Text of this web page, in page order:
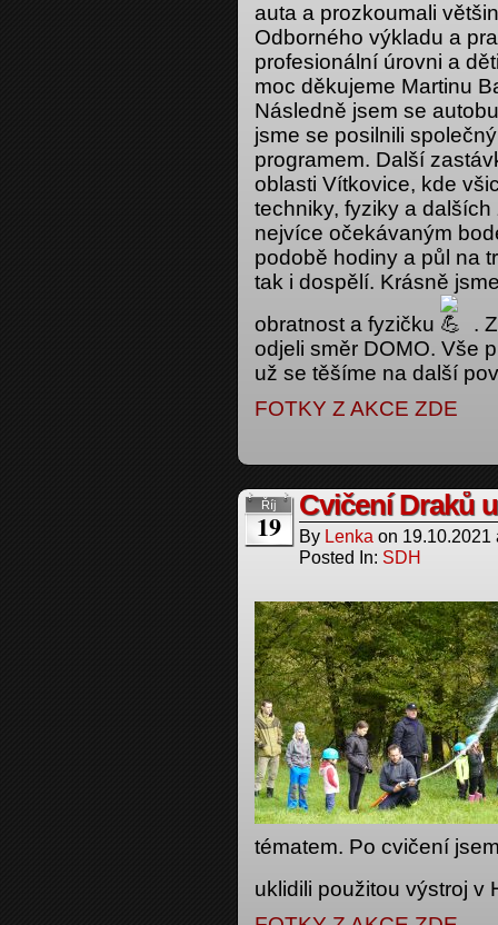
auta a prozkoumali
Odborného výkladu a
profesionální úrovni a
moc děkujeme Martinu
Následně jsem se
jsme se posilnili
programem. Další
oblasti Vítkovice, kde
techniky, fyziky a
nejvíce očekávaným
podobě hodiny a půl na
tak i dospělí. Krásně
obratnost a fyzičku
.
odjeli směr DOMO. Vše
už se těšíme na další
FOTKY Z AKCE ZDE
Říj
19
Cvičení Draků
By Lenka on 19.10.2021
Posted In: SDH
tématem. Po cvičení
uklidili použitou výstroj v